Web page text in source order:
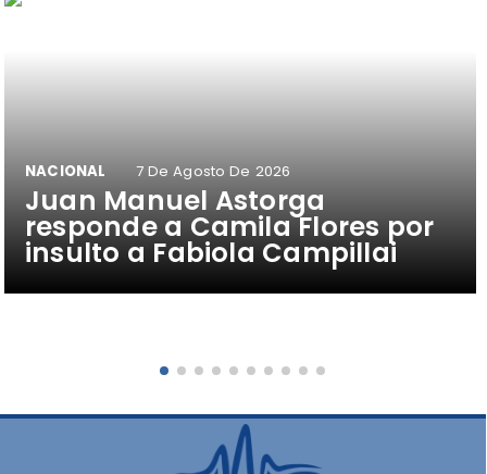
Juan Manuel Astorga
responde a Camila Flores por
insulto a Fabiola Campillai
NACIONAL 7 De Agosto De 2026